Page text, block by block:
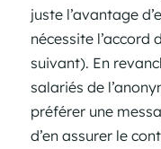
juste l’avantage
nécessite l’accord
suivant). En
salariés de
préférer une
d’en assurer le